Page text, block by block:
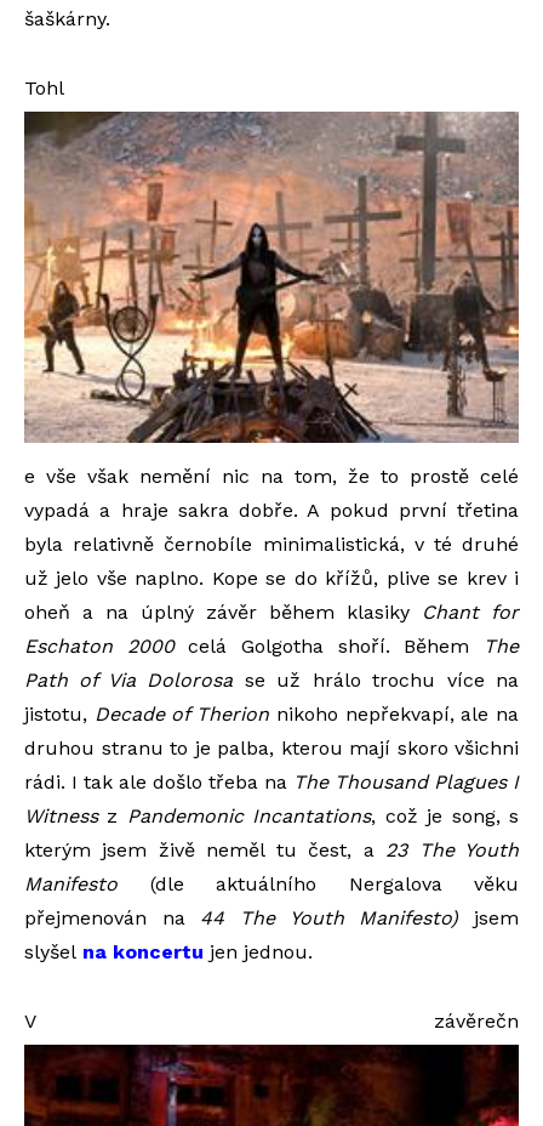
šaškárny.
Tohl
e vše však nemění nic na tom, že to prostě celé
vypadá a hraje sakra dobře. A pokud první třetina
byla relativně černobíle minimalistická, v té druhé
už jelo vše naplno. Kope se do křížů, plive se krev i
oheň a na úplný závěr během klasiky
Chant for
Eschaton 2000celá Golgotha shoří. Během
The
Path of Via Dolorosa se už hrálo trochu více na
jistotu, Decade of Therion nikoho nepřekvapí, ale na
druhou stranu to je palba, kterou mají skoro všichni
rádi. I tak ale došlo třeba na The Thousand Plagues I
Witnessz Pandemonic Incantations, což je song, s
kterým jsem živě neměl tu čest, a 23 The Youth
Manifesto (dle aktuálního Nergalova věku
přejmenován na 44 The Youth Manifesto) jsem
slyšel na koncertu jen jednou.
V závěrečn